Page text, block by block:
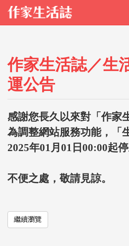
作家生活誌／生
運公告
感謝您長久以來對「作家
為調整網站服務功能，「
2025年01月01日00:00起
不便之處，敬請見諒。
繼續瀏覽